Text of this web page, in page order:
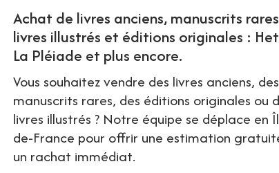
Achat de livres anciens, manuscrits
livres illustrés et éditions originales :
La Pléiade et plus encore.
Vous souhaitez vendre des livres anciens, des
manuscrits rares, des éditions originales ou
livres illustrés ? Notre équipe se déplace en
de-France pour offrir une estimation
un rachat immédiat.